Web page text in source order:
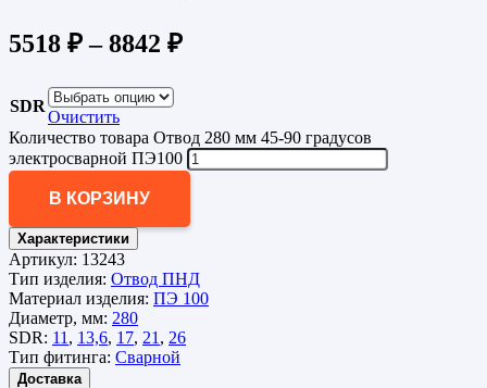
5518 ₽–8842 ₽
SDR
Очистить
Количество товара Отвод 280 мм 45-90 градусов
электросварной ПЭ100
В КОРЗИНУ
Характеристики
Артикул: 13243
Тип изделия: Отвод ПНД
Материал изделия: ПЭ 100
Диаметр, мм: 280
SDR: 11 , 13,6, 17, 21 , 26
Тип фитинга: Сварной
Доставка